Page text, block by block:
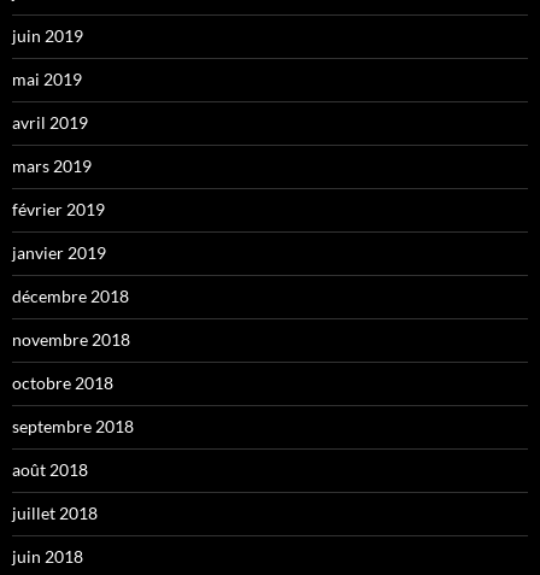
juin 2019
mai 2019
avril 2019
mars 2019
février 2019
janvier 2019
décembre 2018
novembre 2018
octobre 2018
septembre 2018
août 2018
juillet 2018
juin 2018